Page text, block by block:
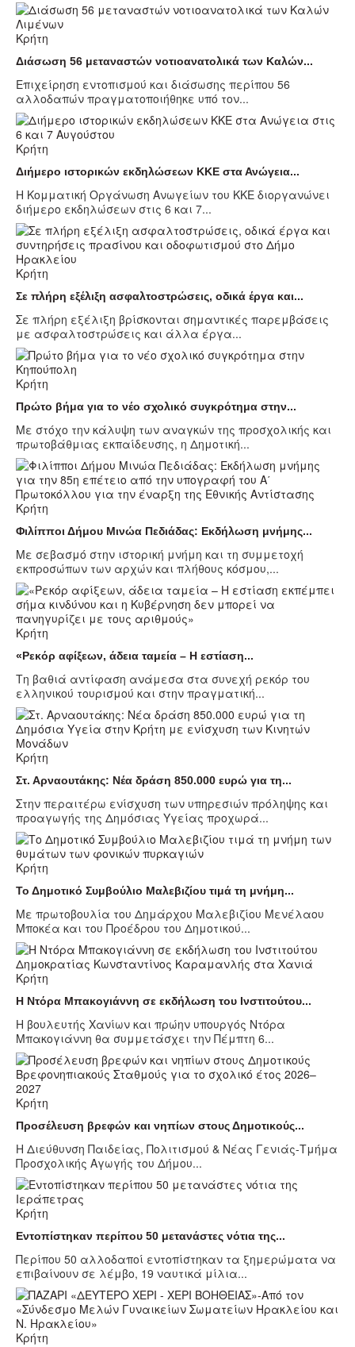
Κρήτη
Διάσωση 56 μεταναστών νοτιοανατολικά των Καλών...
Επιχείρηση εντοπισμού και διάσωσης περίπου 56
αλλοδαπών πραγματοποιήθηκε υπό τον...
Κρήτη
Διήμερο ιστορικών εκδηλώσεων ΚΚΕ στα Ανώγεια...
Η Κομματική Οργάνωση Ανωγείων του ΚΚΕ διοργανώνει
διήμερο εκδηλώσεων στις 6 και 7...
Κρήτη
Σε πλήρη εξέλιξη ασφαλτοστρώσεις, οδικά έργα και...
Σε πλήρη εξέλιξη βρίσκονται σημαντικές παρεμβάσεις
με ασφαλτοστρώσεις και άλλα έργα...
Κρήτη
Πρώτο βήμα για το νέο σχολικό συγκρότημα στην...
Με στόχο την κάλυψη των αναγκών της προσχολικής και
πρωτοβάθμιας εκπαίδευσης, η Δημοτική...
Κρήτη
Φιλίπποι Δήμου Μινώα Πεδιάδας: Εκδήλωση μνήμης...
Με σεβασμό στην ιστορική μνήμη και τη συμμετοχή
εκπροσώπων των αρχών και πλήθους κόσμου,...
Κρήτη
«Ρεκόρ αφίξεων, άδεια ταμεία – Η εστίαση...
Τη βαθιά αντίφαση ανάμεσα στα συνεχή ρεκόρ του
ελληνικού τουρισμού και στην πραγματική...
Κρήτη
Στ. Αρναουτάκης: Νέα δράση 850.000 ευρώ για τη...
Στην περαιτέρω ενίσχυση των υπηρεσιών πρόληψης και
προαγωγής της Δημόσιας Υγείας προχωρά...
Κρήτη
Το Δημοτικό Συμβούλιο Μαλεβιζίου τιμά τη μνήμη...
Με πρωτοβουλία του Δημάρχου Μαλεβιζίου Μενέλαου
Μποκέα και του Προέδρου του Δημοτικού...
Κρήτη
Η Ντόρα Μπακογιάννη σε εκδήλωση του Ινστιτούτου...
Η βουλευτής Χανίων και πρώην υπουργός Ντόρα
Μπακογιάννη θα συμμετάσχει την Πέμπτη 6...
Κρήτη
Προσέλευση βρεφών και νηπίων στους Δημοτικούς...
Η Διεύθυνση Παιδείας, Πολιτισμού & Νέας Γενιάς-Τμήμα
Προσχολικής Αγωγής του Δήμου...
Κρήτη
Εντοπίστηκαν περίπου 50 μετανάστες νότια της...
Περίπου 50 αλλοδαποί εντοπίστηκαν τα ξημερώματα να
επιβαίνουν σε λέμβο, 19 ναυτικά μίλια...
Κρήτη